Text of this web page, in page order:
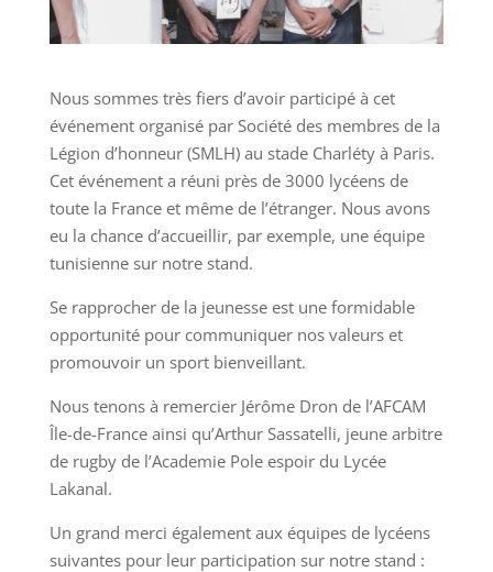
Nous sommes très fiers d’avoir participé à cet
événement organisé par Société des membres de la
Légion d’honneur (SMLH) au stade Charléty à Paris.
Cet événement a réuni près de 3000 lycéens de
toute la France et même de l’étranger. Nous avons
eu la chance d’accueillir, par exemple, une équipe
tunisienne sur notre stand.
Se rapprocher de la jeunesse est une formidable
opportunité pour communiquer nos valeurs et
promouvoir un sport bienveillant.
Nous tenons à remercier Jérôme Dron de l’AFCAM
Île-de-France ainsi qu’Arthur Sassatelli, jeune arbitre
de rugby de l’Academie Pole espoir du Lycée
Lakanal.
Un grand merci également aux équipes de lycéens
suivantes pour leur participation sur notre stand :